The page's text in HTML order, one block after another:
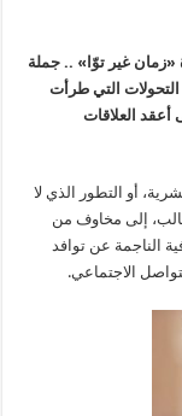
«زمان غير توّا» .. جملة
التحولات التي طرأت
أعقد العلاقات
أو التطور الذي لا
إلى مخاوف من
الناجمة عن توافد
الاجتماعي.